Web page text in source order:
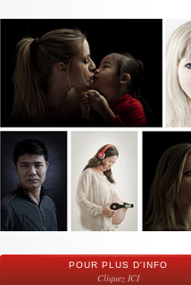
POUR PLUS D'INFO
Cliquez ICI